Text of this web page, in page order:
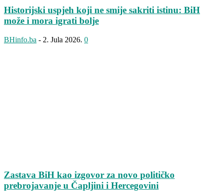
Historijski uspjeh koji ne smije sakriti istinu: BiH
može i mora igrati bolje
BHinfo.ba - 2. Jula 2026. 0
Zastava BiH kao izgovor za novo političko
prebrojavanje u Čapljini i Hercegovini